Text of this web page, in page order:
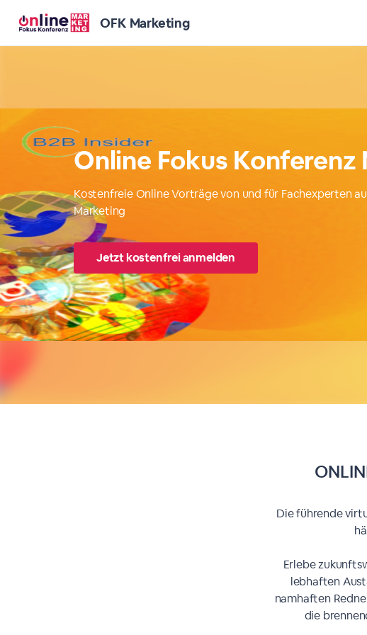
OFK Marketing
Online Fokus
Kostenfreie Online Vorträge von und für Fachexperten
Marketing
Jetzt kostenfrei anmelden
Die führende
Erlebe
lebhaften
namhaften
die